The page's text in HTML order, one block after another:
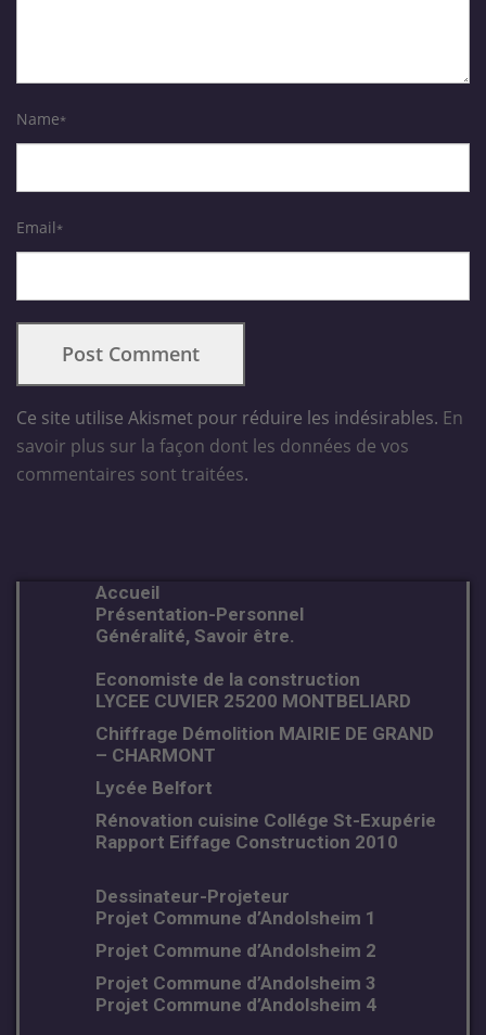
Name*
Email*
Ce site utilise Akismet pour réduire les indésirables. En
savoir plus sur la façon dont les données de vos
commentaires sont traitées.
Accueil
Présentation-Personnel
Généralité, Savoir être.
Economiste de la construction
LYCEE CUVIER 25200 MONTBELIARD
Chiffrage Démolition MAIRIE DE GRAND
– CHARMONT
Lycée Belfort
Rénovation cuisine Collége St-Exupérie
Rapport Eiffage Construction 2010
Dessinateur-Projeteur
Projet Commune d’Andolsheim 1
Projet Commune d’Andolsheim 2
Projet Commune d’Andolsheim 3
Projet Commune d’Andolsheim 4